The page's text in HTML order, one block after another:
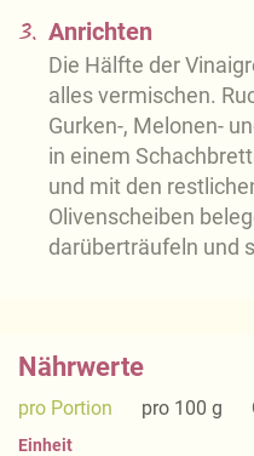
3. Anrichten
Die Hälfte der
alles vermischen.
Gurken-, Melonen-
in einem
und mit den
Olivenscheiben
darüberträufeln und
Nährwerte
pro Portion pro 100 g
Einheit